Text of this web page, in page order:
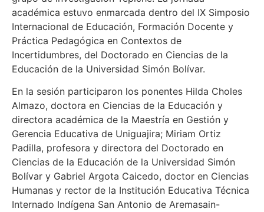
académica estuvo enmarcada dentro del IX Simposio
Internacional de Educación, Formación Docente y
Práctica Pedagógica en Contextos de
Incertidumbres, del Doctorado en Ciencias de la
Educación de la Universidad Simón Bolívar.
En la sesión participaron los ponentes Hilda Choles
Almazo, doctora en Ciencias de la Educación y
directora académica de la Maestría en Gestión y
Gerencia Educativa de Uniguajira; Miriam Ortiz
Padilla, profesora y directora del Doctorado en
Ciencias de la Educación de la Universidad Simón
Bolívar y Gabriel Argota Caicedo, doctor en Ciencias
Humanas y rector de la Institución Educativa Técnica
Internado Indígena San Antonio de Aremasain-